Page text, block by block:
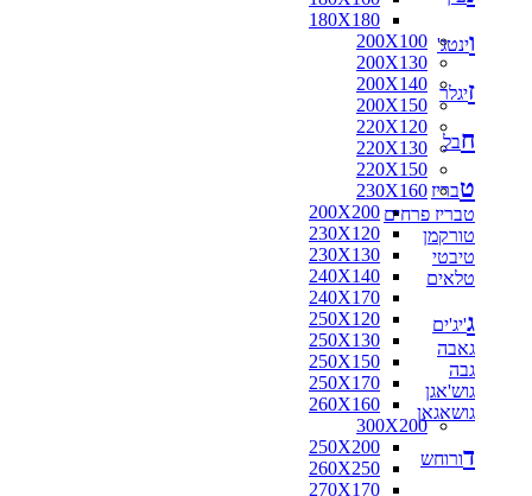
180X180
200X100
200X130
200X140
200X150
220X120
220X130
220X150
230X160
200X200
230X120
230X130
240X140
240X170
250X120
250X130
250X150
250X170
260X160
300X200
250X200
260X250
270X170
וינטג'
זיגלר
חבל
טבריז
טבריז פרחים
טורקמן
טיבטי
טלאים
ג'יג'ים
גאבה
גבה
גוש'אגן
גושאגאן
דורוחש